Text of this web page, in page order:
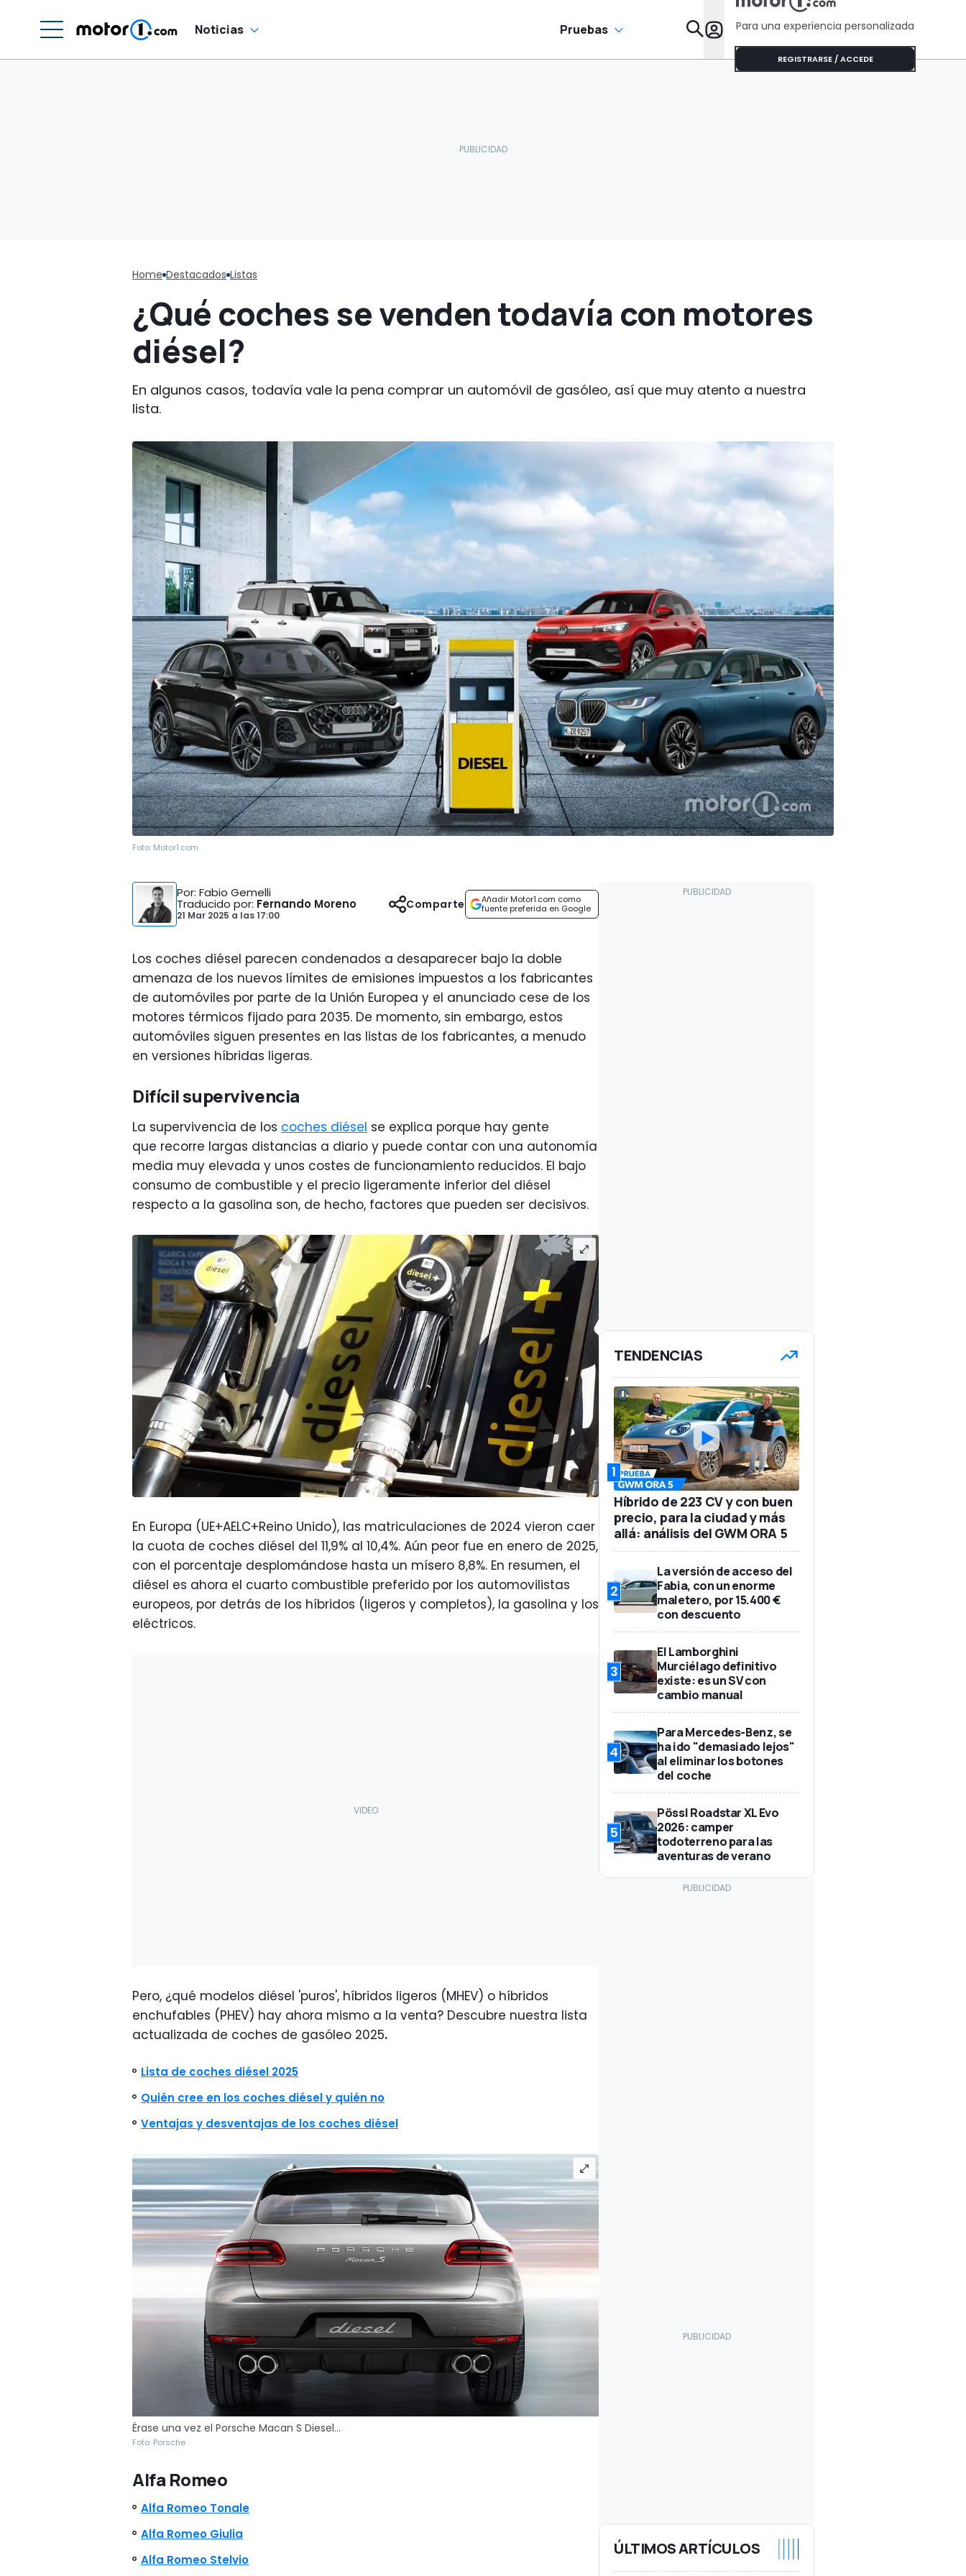
Noticias Pruebas Para una experiencia personalizada
REGISTRARSE / ACCEDE
Home Destacados Listas
¿Qué coches se venden todavía con motores
diésel?
En algunos casos, todavía vale la pena comprar un automóvil de gasóleo, así que muy atento a nuestra
lista.
Foto: Motor1.com
Por: Fabio Gemelli
Traducido por: Fernando Moreno
21 Mar 2025 a las17:00
Añadir Motor1.com como
fuente preferida en Google
Comparte
Los coches diésel parecen condenados a desaparecer bajo la doble
amenaza de los nuevos límites de emisiones impuestos a los fabricantes
de automóviles por parte de la Unión Europea y el anunciado cese de los
motores térmicos fijado para 2035. De momento, sin embargo, estos
automóviles siguen presentes en las listas de los fabricantes, a menudo
en versiones híbridas ligeras.
Difícil supervivencia
La supervivencia de los coches diésel se explica porque hay gente
que recorre largas distancias a diario y puede contar con una autonomía
media muy elevada y unos costes de funcionamiento reducidos. El bajo
consumo de combustible y el precio ligeramente inferior del diésel
respecto a la gasolina son, de hecho, factores que pueden ser decisivos.
En Europa (UE+AELC+Reino Unido), las matriculaciones de 2024 vieron caer
la cuota de coches diésel del 11,9% al 10,4%. Aún peor fue en enero de 2025,
con el porcentaje desplomándose hasta un mísero 8,8%. En resumen, el
diésel es ahora el cuarto combustible preferido por los automovilistas
europeos, por detrás de los híbridos (ligeros y completos), la gasolina y los
eléctricos.
Pero, ¿qué modelos diésel 'puros', híbridos ligeros (MHEV) o híbridos
enchufables (PHEV) hay ahora mismo a la venta? Descubre nuestra lista
actualizada de coches de gasóleo 2025.
Lista de coches diésel 2025
Quién cree en los coches diésel y quién no
Ventajas y desventajas de los coches diésel
Érase una vez el Porsche Macan S Diesel...
Foto: Porsche
Alfa Romeo
Alfa Romeo Tonale
Alfa Romeo Giulia
Alfa Romeo Stelvio
TENDENCIAS
1
Híbrido de 223 CV y con buen
precio, para la ciudad y más
allá: análisis del GWM ORA 5
2
La versión de acceso del
Fabia, con un enorme
maletero, por 15.400 €
con descuento
3
El Lamborghini
Murciélago definitivo
existe: es un SV con
cambio manual
4
Para Mercedes-Benz, se
ha ido "demasiado lejos"
al eliminar los botones
del coche
5
Pössl Roadstar XL Evo
2026: camper
todoterreno para las
aventuras de verano
ÚLTIMOS ARTÍCULOS